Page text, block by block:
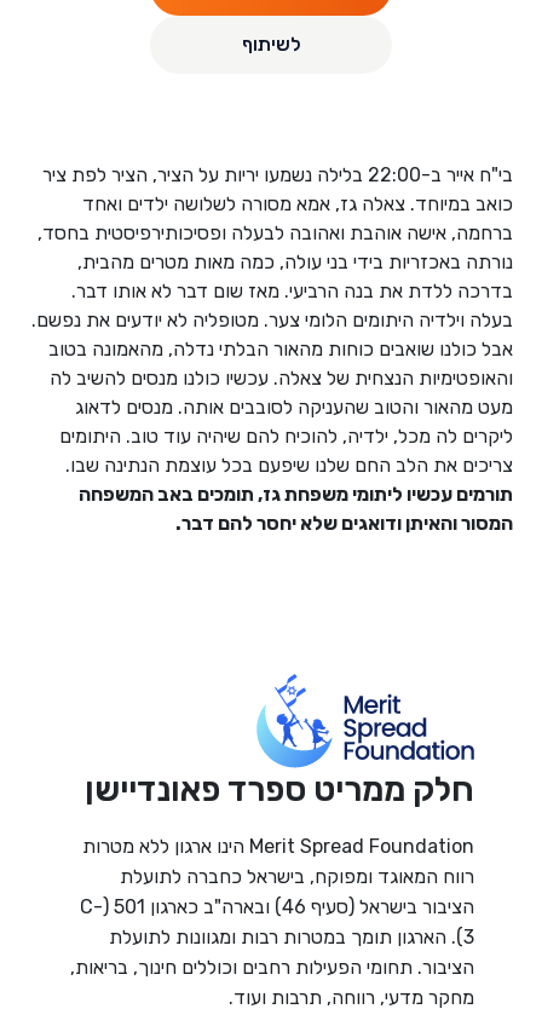
לשיתוף
בי"ח אייר ב-22:00 בלילה נשמעו יריות על הציר, הציר לפת ציר
כואב במיוחד. צאלה גז, אמא מסורה לשלושה ילדים ואחד
ברחמה, אישה אוהבת ואהובה לבעלה ופסיכותירפיסטית בחסד,
נורתה באכזריות בידי בני עולה, כמה מאות מטרים מהבית,
בדרכה ללדת את בנה הרביעי. מאז שום דבר לא אותו דבר.
בעלה וילדיה היתומים הלומי צער. מטופליה לא יודעים את נפשם.
אבל כולנו שואבים כוחות מהאור הבלתי נדלה, מהאמונה בטוב
והאופטימיות הנצחית של צאלה. עכשיו כולנו מנסים להשיב לה
מעט מהאור והטוב שהעניקה לסובבים אותה. מנסים לדאוג
ליקרים לה מכל, ילדיה, להוכיח להם שיהיה עוד טוב. היתומים
צריכים את הלב החם שלנו שיפעם בכל עוצמת הנתינה שבו.
תורמים עכשיו ליתומי משפחת גז, תומכים באב המשפחה
המסור והאיתן ודואגים שלא יחסר להם דבר.
חלק ממריט ספרד פאונדיישן
Merit Spread Foundation הינו ארגון ללא מטרות
רווח המאוגד ומפוקח, בישראל כחברה לתועלת
הציבור בישראל (סעיף 46) ובארה"ב כארגון 501 (C-
3). הארגון תומך במטרות רבות ומגוונות לתועלת
הציבור. תחומי הפעילות רחבים וכוללים חינוך, בריאות,
מחקר מדעי, רווחה, תרבות ועוד.